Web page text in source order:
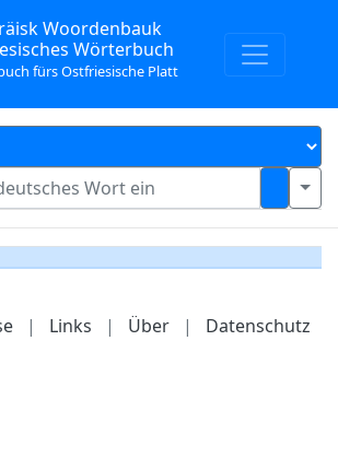
Woordenbauk
Wörterbuch
fürs Ostfriesische Platt
| Links | Über | Datenschutz